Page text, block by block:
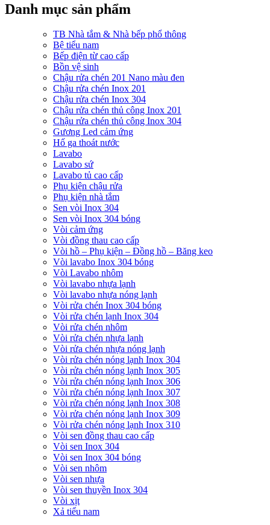
Danh mục sản phẩm
TB Nhà tắm & Nhà bếp phổ thông
Bệ tiểu nam
Bếp điện từ cao cấp
Bồn vệ sinh
Chậu rửa chén 201 Nano màu đen
Chậu rửa chén Inox 201
Chậu rửa chén Inox 304
Chậu rửa chén thủ công Inox 201
Chậu rửa chén thủ công Inox 304
Gương Led cảm ứng
Hố ga thoát nước
Lavabo
Lavabo sứ
Lavabo tủ cao cấp
Phụ kiện chậu rửa
Phụ kiện nhà tắm
Sen vòi Inox 304
Sen vòi Inox 304 bóng
Vòi cảm ứng
Vòi đồng thau cao cấp
Vòi hồ – Phụ kiện – Đồng hồ – Băng keo
Vòi lavabo Inox 304 bóng
Vòi Lavabo nhôm
Vòi lavabo nhựa lạnh
Vòi lavabo nhựa nóng lạnh
Vòi rửa chén Inox 304 bóng
Vòi rửa chén lạnh Inox 304
Vòi rửa chén nhôm
Vòi rửa chén nhựa lạnh
Vòi rửa chén nhựa nóng lạnh
Vòi rửa chén nóng lạnh Inox 304
Vòi rửa chén nóng lạnh Inox 305
Vòi rửa chén nóng lạnh Inox 306
Vòi rửa chén nóng lạnh Inox 307
Vòi rửa chén nóng lạnh Inox 308
Vòi rửa chén nóng lạnh Inox 309
Vòi rửa chén nóng lạnh Inox 310
Vòi sen đồng thau cao cấp
Vòi sen Inox 304
Vòi sen Inox 304 bóng
Vòi sen nhôm
Vòi sen nhựa
Vòi sen thuyền Inox 304
Vòi xịt
Xả tiểu nam